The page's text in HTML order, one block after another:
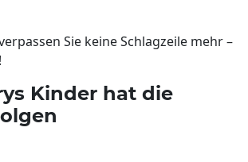
Sie keine Schlagzeile mehr –
Kinder hat die